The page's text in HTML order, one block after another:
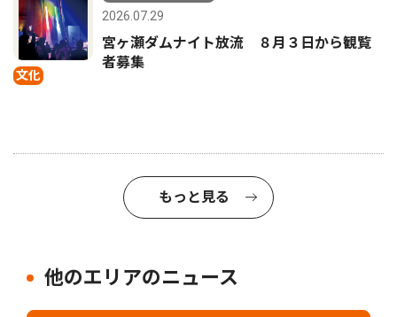
文化
2026.07.29
宮ヶ瀬ダムナイト放流 ８月３日から観覧
者募集
もっと見る
他のエリアのニュース